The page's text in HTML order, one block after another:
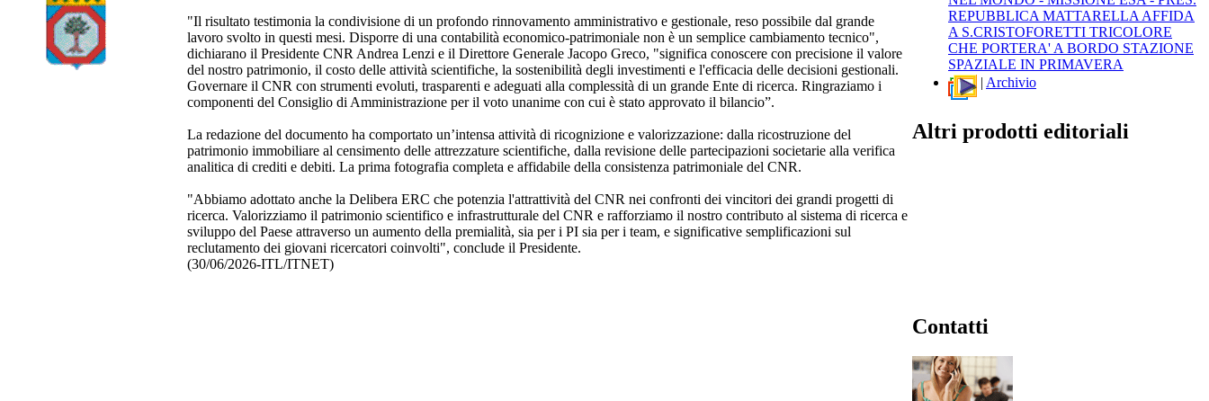
"Il risultato testimonia la condivisione di un profondo rinnovamento amministrativo e gestionale, reso possibile dal grande
lavoro svolto in questi mesi. Disporre di una contabilità economico-patrimoniale non è un semplice cambiamento tecnico",
dichiarano il Presidente CNR Andrea Lenzi e il Direttore Generale Jacopo Greco, "significa conoscere con precisione il valore
del nostro patrimonio, il costo delle attività scientifiche, la sostenibilità degli investimenti e l'efficacia delle decisioni gestionali.
Governare il CNR con strumenti evoluti, trasparenti e adeguati alla complessità di un grande Ente di ricerca. Ringraziamo i
componenti del Consiglio di Amministrazione per il voto unanime con cui è stato approvato il bilancio”.
La redazione del documento ha comportato un’intensa attività di ricognizione e valorizzazione: dalla ricostruzione del
patrimonio immobiliare al censimento delle attrezzature scientifiche, dalla revisione delle partecipazioni societarie alla verifica
analitica di crediti e debiti. La prima fotografia completa e affidabile della consistenza patrimoniale del CNR.
"Abbiamo adottato anche la Delibera ERC che potenzia l'attrattività del CNR nei confronti dei vincitori dei grandi progetti di
ricerca. Valorizziamo il patrimonio scientifico e infrastrutturale del CNR e rafforziamo il nostro contributo al sistema di ricerca e
sviluppo del Paese attraverso un aumento della premialità, sia per i PI sia per i team, e significative semplificazioni sul
reclutamento dei giovani ricercatori coinvolti", conclude il Presidente.
(30/06/2026-ITL/ITNET)
REPUBBLICA MATTARELLA AFFIDA
A S.CRISTOFORETTI TRICOLORE
CHE PORTERA' A BORDO STAZIONE
SPAZIALE IN PRIMAVERA
| Archivio
Altri prodotti editoriali
Contatti